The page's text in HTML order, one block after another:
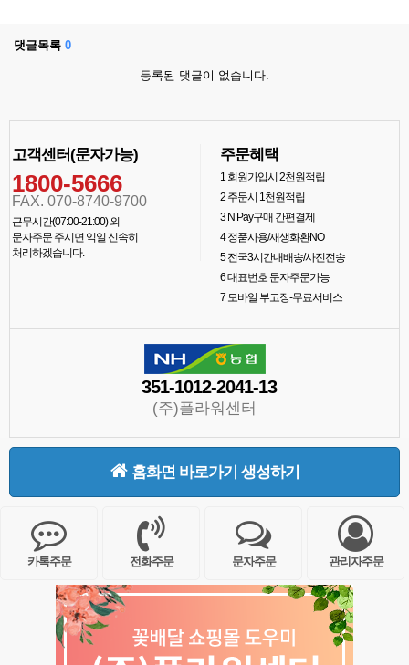
댓글목록 0
등록된 댓글이 없습니다.
고객센터(문자가능)
1800-5666
FAX. 070-8740-9700
근무시간(07:00-21:00) 외
문자주문 주시면 익일 신속히
처리하겠습니다.
주문혜택
1회원가입시 2천원적립
2주문시 1천원적립
3N Pay구매 간편결제
4정품사용/재생화환NO
5전국3시간내배송/사진전송
6대표번호 문자주문가능
7모바일 부고장-무료서비스
351-1012-2041-13
(주)플라워센터
홈화면 바로가기 생성하기
카톡주문 전화주문 문자주문 관리자주문